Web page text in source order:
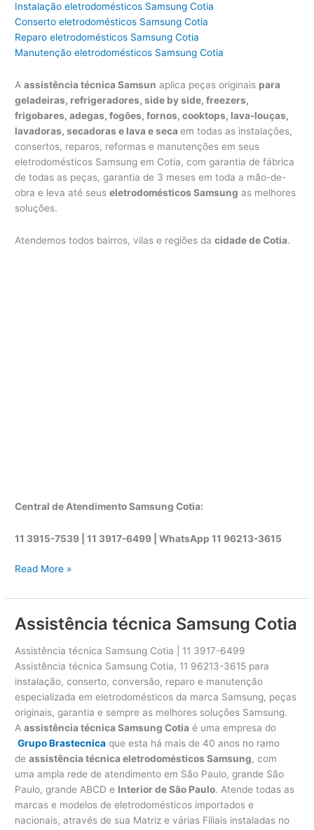
Instalação eletrodomésticos Samsung Cotia
Conserto eletrodomésticos Samsung Cotia
Reparo eletrodomésticos Samsung Cotia
Manutenção eletrodomésticos Samsung Cotia
Aassistência técnica Samsun aplica peças originais para
geladeiras, refrigeradores, side by side, freezers,
frigobares, adegas, fogões, fornos, cooktops, lava-louças,
lavadoras, secadoras e lava e secaem todas as instalações,
consertos, reparos, reformas e manutenções em seus
eletrodomésticos Samsung em Cotia, com garantia de fábrica
de todas as peças, garantia de 3 meses em toda a mão-de-
obra e leva até seuseletrodomésticos Samsung as melhores
soluções.
Atendemos todos bairros, vilas e regiões dacidade de Cotia.
Central de Atendimento Samsung Cotia:
11 3915-7539 | 11 3917-6499 |WhatsApp11 96213-3615
A
s
s
t
ê
n
a
é
n
Read More »
Assistência técnica Samsung Cotia
Assistência técnica Samsung Cotia | 11 3917-6499
Assistência técnica Samsung Cotia, 11 96213-3615 para
instalação, conserto, conversão, reparo e manutenção
especializada em eletrodomésticos da marca Samsung, peças
originais, garantia e sempre as melhores soluções Samsung.
Aassistência técnica Samsung Cotia é uma empresa do
Grupo Brastecnica que esta há mais de 40 anos no ramo
deassistência técnica eletrodomésticos Samsung, com
uma ampla rede de atendimento em São Paulo, grande São
Paulo, grande ABCD e Interior de São Paulo. Atende todas as
marcas e modelos de eletrodomésticos importados e
nacionais, através de sua Matriz e várias Filiais instaladas no